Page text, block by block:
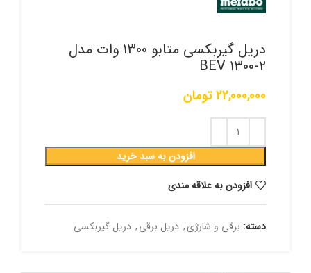
دریل گیربکسی متابو 1300 وات مدل
BEV 1300-2
22,000,000 تومان
افزودن به سبد خرید
افزودن به علاقه مندی
دسته: برقی و شارژی, دریل برقی, دریل گیربکسی